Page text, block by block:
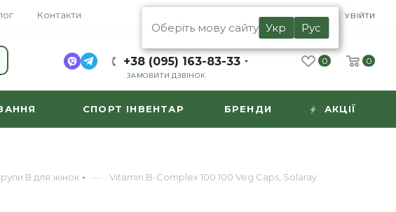
Контакти RU
Оберіть мову сайту Укр Рус
УВІЙТИ
+38 (095) 163-83-33
ЗАМОВИТИ ДЗВІНОК
0 0
СПОРТ ІНВЕНТАР БРЕНДИ АКЦІЇ
В для жінок — Vitamin B-Complex 100 100 Veg Caps, Solaray